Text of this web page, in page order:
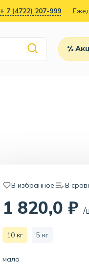
+ 7 (4722) 207-999
В избранное В
1 820,0 ₽/
10 кг 5 кг
мало